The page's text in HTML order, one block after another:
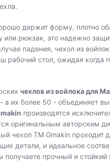
держит форму, плотно
рюкзак, это надежно
падения, чехол из
рабочий стол, ожидая когда
чехлов из войлока для
а их более 50 - объединяет
производятся
оригинальным авторским
чехол ТМ Gmakin проходит
детали, и идеальное
получаете прочный и